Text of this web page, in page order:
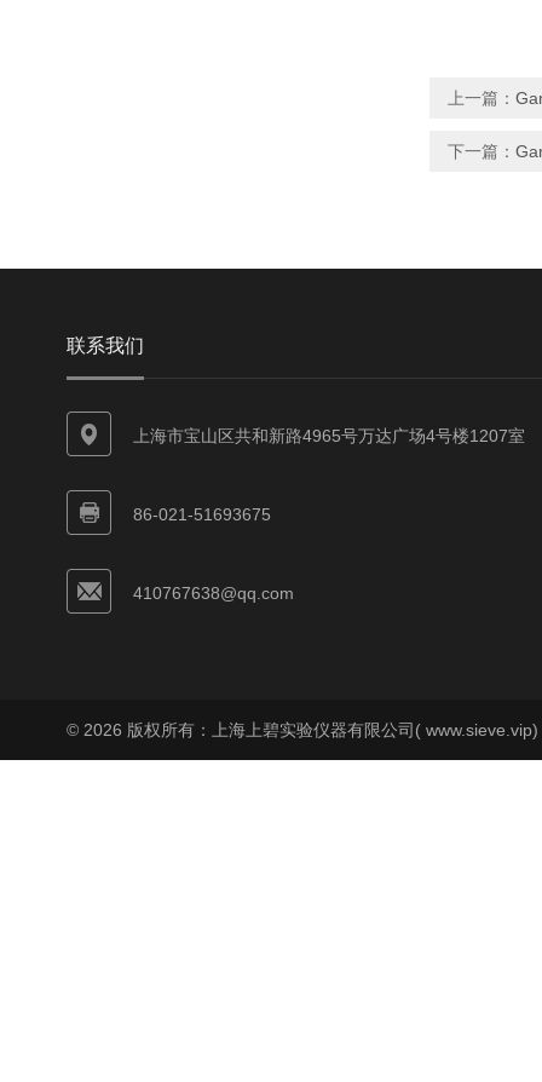
上一篇：
下一篇：
联系我们
上海市宝山区共和新路4965号万达广场4号楼1207室
86-021-51693675
410767638@qq.com
© 2026 版权所有：上海上碧实验仪器有限公司(